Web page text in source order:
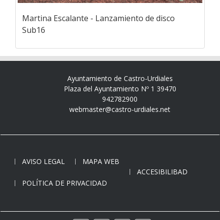
Martina Escalante - Lanzamiento de disco
Sub16
Ayuntamiento de Castro-Urdiales
Plaza del Ayuntamiento Nº 1 39470
942782900
webmaster@castro-urdiales.net
AVISO LEGAL
MAPA WEB
ACCESIBILIBAD
POLÍTICA DE PRIVACIDAD